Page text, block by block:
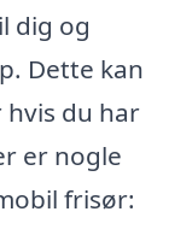
dig og
Dette kan
du har
er nogle
frisør: